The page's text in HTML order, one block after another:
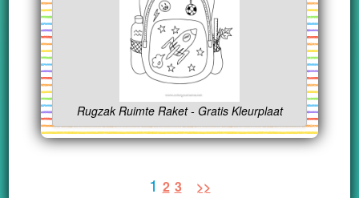
Rugzak Ruimte Raket - Gratis Kleurplaat
1 2 3 >>